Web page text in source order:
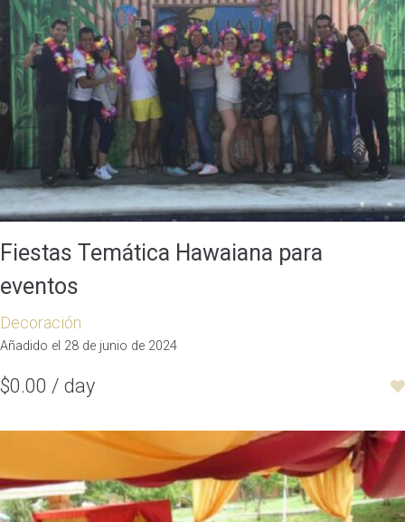
Fiestas Temática Hawaiana para
eventos
Decoración
Añadido el 28 de junio de 2024
$0.00 / day